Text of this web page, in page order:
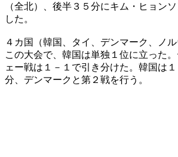
（全北）、後半３５分にキム・ヒョン
した。
４カ国（韓国、タイ、デンマーク、ノ
この大会で、韓国は単独１位に立った
ェー戦は１－１で引き分けた。韓国は
分、デンマークと第２戦を行う。